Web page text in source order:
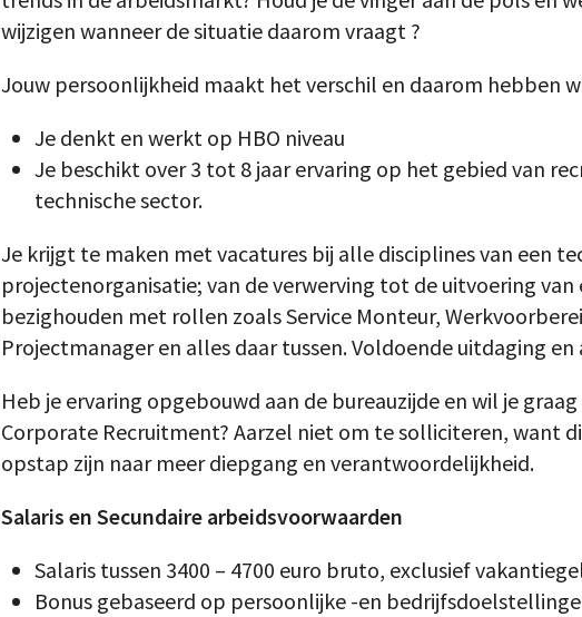
wijzigen wanneer de situatie daarom vraagt ?
Jouw persoonlijkheid maakt het verschil en daarom hebben
Je denkt en werkt op HBO niveau
Je beschikt over 3 tot 8 jaar ervaring op het gebied van
technische sector.
Je krijgt te maken met vacatures bij alle disciplines van een
projectenorganisatie; van de verwerving tot de uitvoering van
bezighouden met rollen zoals Service Monteur,
Projectmanager en alles daar tussen. Voldoende uitdaging en
Heb je ervaring opgebouwd aan de bureauzijde en wil je
Corporate Recruitment? Aarzel niet om te solliciteren, want
opstap zijn naar meer diepgang en verantwoordelijkheid.
Salaris en Secundaire arbeidsvoorwaarden
Salaris tussen 3400 – 4700 euro bruto, exclusief
Bonus gebaseerd op persoonlijke -en